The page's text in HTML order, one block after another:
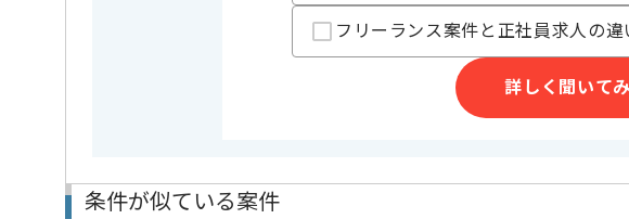
コンシューマゲーム開発、モバイルゲーム制作、WEBサイト制作等の
事業を展開している企業になります。
状況によって一部リモートでの作業は相談に応じます。
サーバーサイド開発経験を
フリーランス案件と正社員求人の違
詳しく聞いて
条件が似ている案件